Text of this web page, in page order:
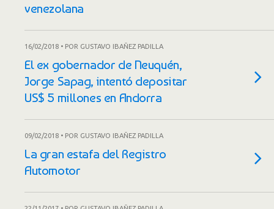
venezolana
16/02/2018 • POR GUSTAVO IBAÑEZ PADILLA
El ex gobernador de Neuquén,
Jorge Sapag, intentó depositar
US$ 5 millones en Andorra
09/02/2018 • POR GUSTAVO IBAÑEZ PADILLA
La gran estafa del Registro
Automotor